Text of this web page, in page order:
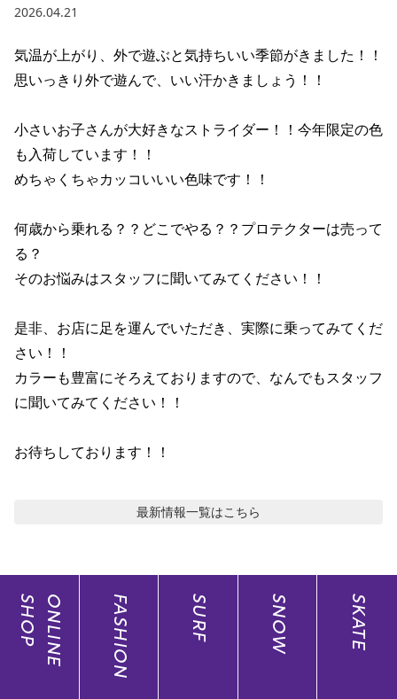
ポイント・クーポンもこのアプリで！
2026.04.21
気温が上がり、外で遊ぶと気持ちいい季節がきました！！
思いっきり外で遊んで、いい汗かきましょう！！
小さいお子さんが大好きなストライダー！！今年限定の色
も入荷しています！！
めちゃくちゃカッコいいい色味です！！
何歳から乗れる？？どこでやる？？プロテクターは売って
る？
そのお悩みはスタッフに聞いてみてください！！
是非、お店に足を運んでいただき、実際に乗ってみてくだ
さい！！
カラーも豊富にそろえておりますので、なんでもスタッフ
に聞いてみてください！！
お待ちしております！！
最新情報一覧はこちら
ONLINE
SHOP FASHION SURF SNOW SKATE